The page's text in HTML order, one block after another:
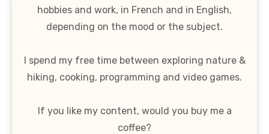
hobbies and work, in French and in English,
depending on the mood or the subject.
I spend my free time between exploring nature &
hiking, cooking, programming and video games.
If you like my content, would you buy me a
coffee?